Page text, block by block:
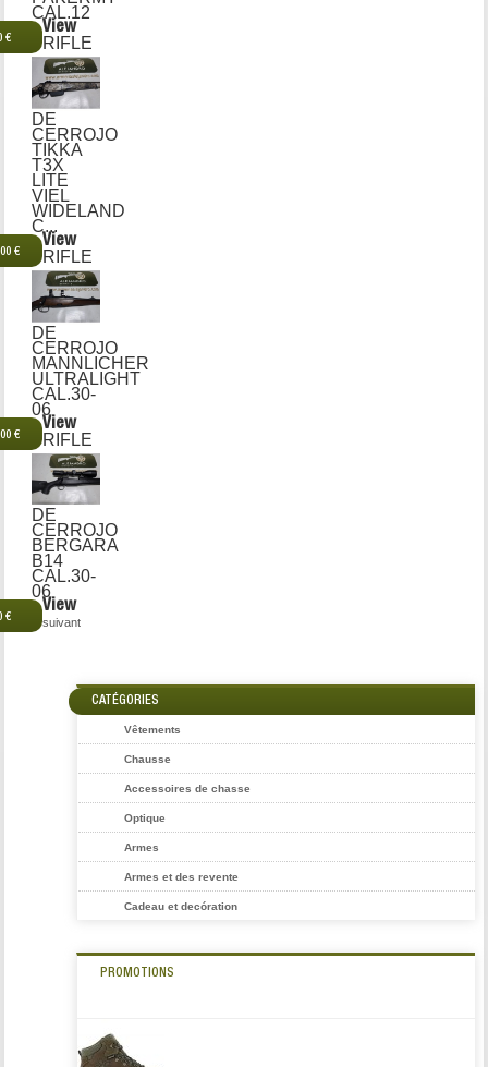
CAL.12
€
View
RIFLE
DE
CERROJO
TIKKA
T3X
LITE
VIEL
WIDELAND
C...
€
View
RIFLE
DE
CERROJO
MANNLICHER
ULTRALIGHT
CAL.30-
06
€
View
RIFLE
DE
CERROJO
BERGARA
B14
CAL.30-
06
€
View
suivant
CATÉGORIES
Vêtements
Chausse
Accessoires de chasse
Optique
Armes
Armes et des revente
Cadeau et decóration
PROMOTIONS